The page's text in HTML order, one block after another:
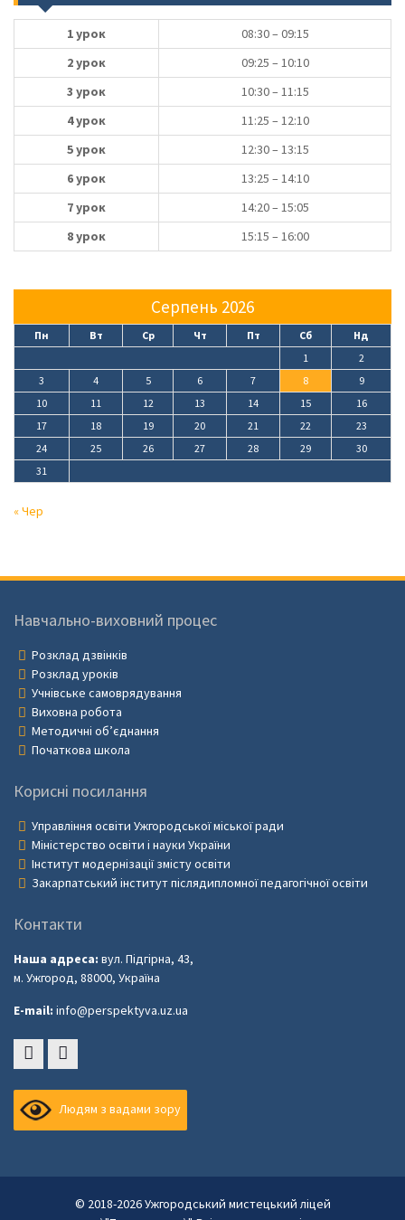
1 урок
08:30 – 09:15
2 урок
09:25 – 10:10
3 урок
10:30 – 11:15
4 урок
11:25 – 12:10
5 урок
12:30 – 13:15
6 урок
13:25 – 14:10
7 урок
14:20 – 15:05
8 урок
15:15 – 16:00
Серпень 2026
Пн Вт Ср Чт Пт Сб
Нд
1
2
3
4 5 6 7 8
9
10
11 12 13 14 15
16
17
18 19 20 21 22
23
24
25 26 27 28 29
30
31
« Чер
Навчально-виховний процес
Розклад дзвінків
Розклад уроків
Учнівське самоврядування
Виховна робота
Методичні об’єднання
Початкова школа
Корисні посилання
Управління освіти Ужгородської міської ради
Міністерство освіти і науки України
Інститут модернізації змісту освіти
Закарпатський інститут післядипломної педагогічної освіти
Контакти
Наша адреса: вул. Підгірна, 43,
м. Ужгород, 88000, Україна
E-mail: info@perspektyva.uz.ua
Людям з вадами зору
© 2018-2026 Ужгородський мистецький ліцей